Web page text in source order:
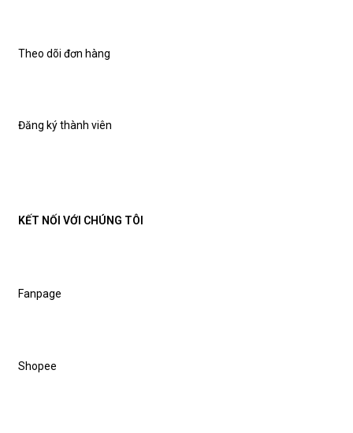
Theo dõi đơn hàng
Đăng ký thành viên
KẾT NỐI VỚI CHÚNG TÔI
Fanpage
Shopee